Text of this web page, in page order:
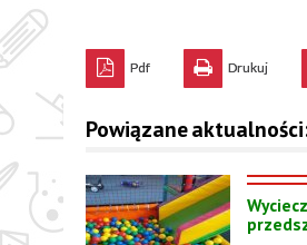
Pdf Drukuj
Powiązane